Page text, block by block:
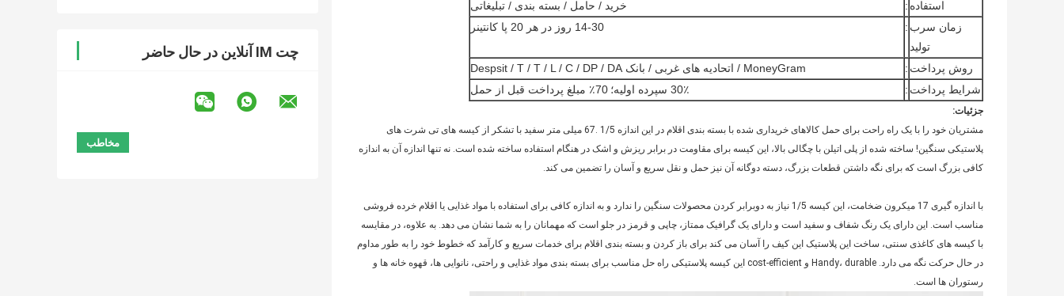
چت IM آنلاین در حال حاضر
استفاده :
خرید / حامل / بسته بندی / تبلیغاتی
زمان سرب
تولید
: 14-30 روز در هر 20 پا کانتینر
روش پرداخت :
MoneyGram / اتحادیه های غربی / بانک Despsit / T / T / L / C / DP / DA
شرایط پرداخت : 30٪ سپرده اولیه؛ 70٪ مبلغ پرداخت قبل از حمل
جزئیات:
مشتریان خود را با یک راه راحت برای حمل کالاهای خریداری شده با بسته بندی اقلام در این اندازه 1/5 .67 میلی متر سفید با تشکر از کیسه های تی شرت های
پلاستیکی سنگین! ساخته شده از پلی اتیلن با چگالی بالا، این کیسه برای مقاومت در برابر ریزش و اشک در هنگام استفاده ساخته شده است. نه تنها اندازه آن به اندازه
کافی بزرگ است که برای نگه داشتن قطعات بزرگ، دسته دوگانه آن نیز حمل و نقل سریع و آسان را تضمین می کند.
با اندازه گیری 17 میکرون ضخامت، این کیسه 1/5 نیاز به دوبرابر کردن محصولات سنگین را ندارد و به اندازه کافی برای استفاده با مواد غذایی یا اقلام خرده فروشی
مناسب است. این دارای یک رنگ شفاف و سفید است و دارای یک گرافیک ممتاز، چاپی و قرمز در جلو است که مهمانان را به شما نشان می دهد. به علاوه، در مقایسه
با کیسه های کاغذی سنتی، ساخت این پلاستیک این کیف را آسان می کند برای باز کردن و بسته بندی اقلام برای خدمات سریع و کارآمد که خطوط خود را به طور مداوم
در حال حرکت نگه می دارد. Handy، durable و cost-efficient این کیسه پلاستیکی راه حل مناسب برای بسته بندی مواد غذایی و راحتی، نانوایی ها، قهوه خانه ها و
رستوران ها است.